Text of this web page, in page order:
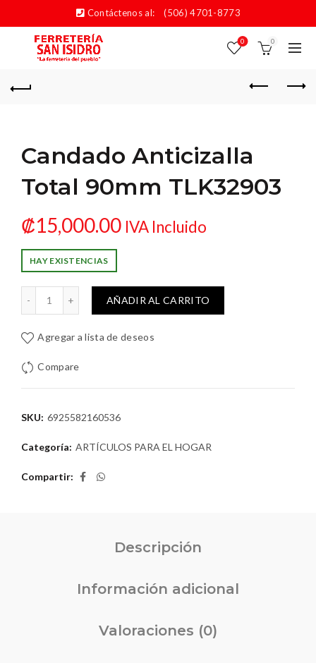
Contáctenos al: (506) 4701-8773
0 0
Candado Anticizalla
Total 90mm TLK32903
₡15,000.00 IVA Incluido
HAY EXISTENCIAS
Total 90mm TLK32903 cantidad
AÑADIR AL CARRITO
Agregar a lista de deseos
Compare
SKU: 6925582160536
Categoría: ARTÍCULOS PARA EL HOGAR
Compartir
Descripción
Información adicional
Valoraciones (0)